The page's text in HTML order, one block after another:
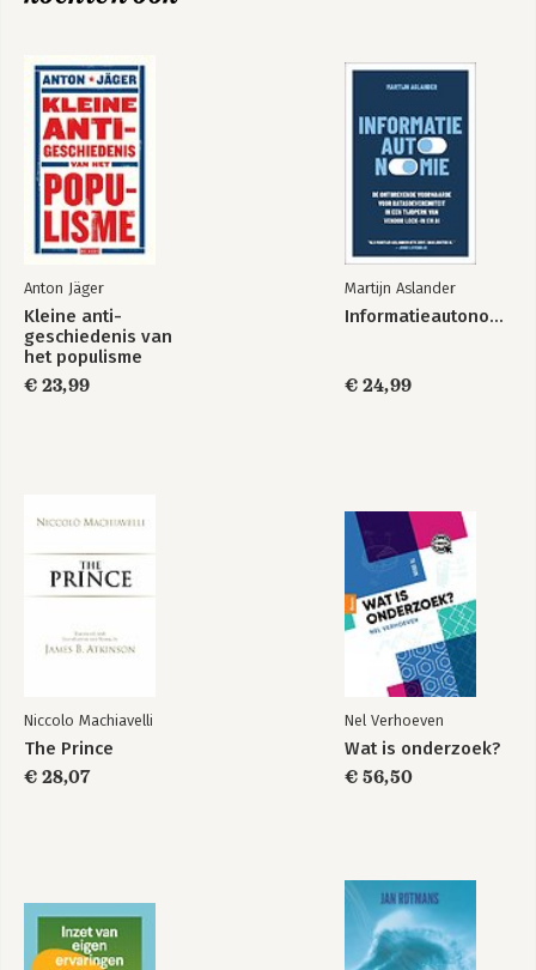
Bekijk alle boeken
Anton Jäger
Kleine anti-
geschiedenis van
het populisme
€ 23,99
Martijn Aslander
Informatieautonomie
€ 24,99
Niccolo Machiavelli
The Prince
€ 28,07
Nel Verhoeven
Wat is onderzoek?
€ 56,50